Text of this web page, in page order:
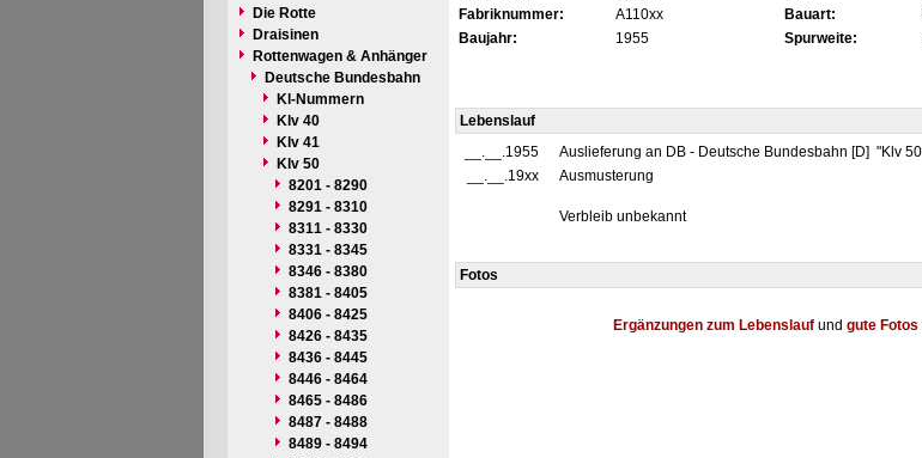
Die Rotte
Draisinen
Rottenwagen & Anhänger
Deutsche Bundesbahn
Kl-Nummern
Klv 40
Klv 41
Klv 50
8201 - 8290
8291 - 8310
8311 - 8330
8331 - 8345
8346 - 8380
8381 - 8405
8406 - 8425
8426 - 8435
8436 - 8445
8446 - 8464
8465 - 8486
8487 - 8488
8489 - 8494
Fabriknummer:
A110xx Bauart:
Baujahr:
1955 Spurweite:
Lebenslauf
__.__.1955
Auslieferung an DB - Deutsche Bundesbahn [D] "Klv
__.__.19xx
Ausmusterung
Verbleib unbekannt
Fotos
Ergänzungen zum Lebenslaufund gute Fotos